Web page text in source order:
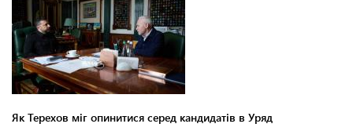
Як Терехов міг опинитися серед кандидатів в Уряд